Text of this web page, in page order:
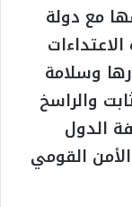
مع دولة
وسلامة
والراسخ
الدول
القومي